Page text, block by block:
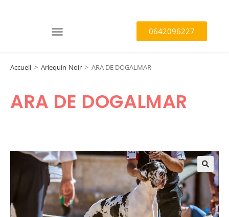
0642096227
Accueil > Arlequin-Noir > ARA DE DOGALMAR
ARA DE DOGALMAR
🔍